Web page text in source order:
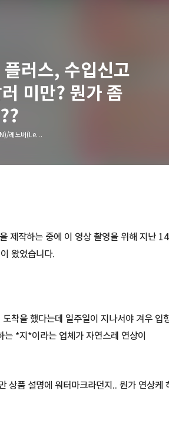
러스, 수입신고
미만? 뭔가 좀
모바일(CN)/레노버(Lenovo)
제작하는 중에 이 영상 촬영을 위해 지난 14
왔었습니다.
착을 했다는데 일주일이 지나서야 겨우 입
*지*이라는 업체가 자연스레 연상이
상품 설명에 워터마크라던지.. 뭔가 연상케